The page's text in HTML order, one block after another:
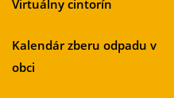
Virtuálny cintorín
Kalendár zberu odpadu v
obci